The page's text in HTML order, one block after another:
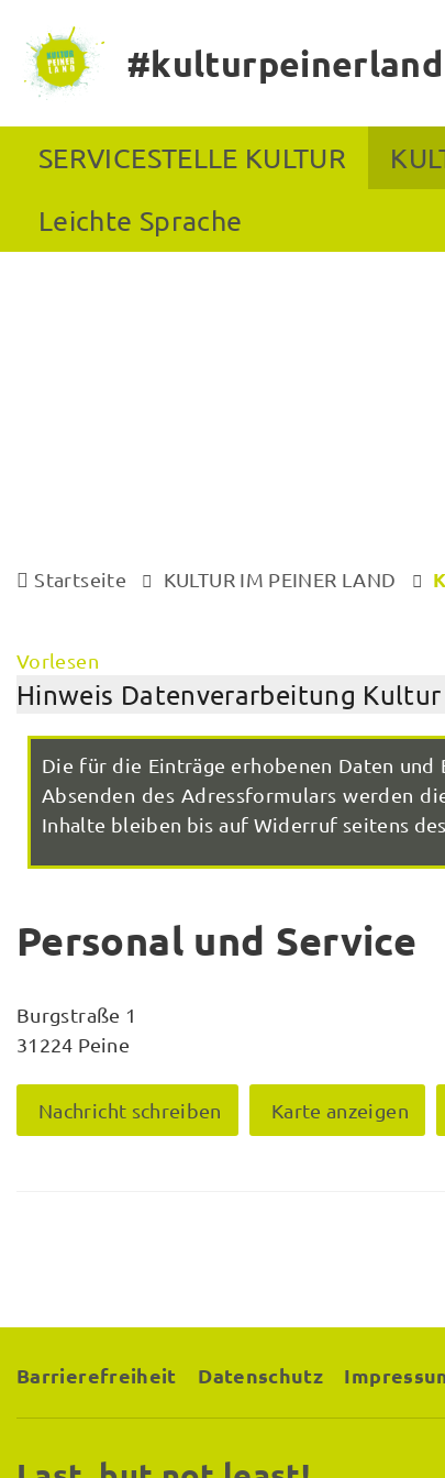
#kulturpeinerland
SERVICESTELLE KULTUR
Leichte Sprache
Startseite KULTUR IM PEINER LAND
Vorlesen
Hinweis Datenverarbeitung Kultur
Die für die Einträge erhobenen Daten
Absenden des Adressformulars werden
Inhalte bleiben bis auf Widerruf seitens
Personal und Service
Burgstraße 1
31224 Peine
Nachricht schreiben Karte anzeigen
Barrierefreiheit Datenschutz